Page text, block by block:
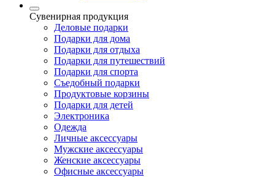
Сувенирная продукция
Деловые подарки
Подарки для дома
Подарки для отдыха
Подарки для путешествий
Подарки для спорта
Съедобный подарки
Продуктовые корзины
Подарки для детей
Электроника
Одежда
Личные аксессуары
Мужские аксессуары
Женские аксессуары
Офисные аксессуары